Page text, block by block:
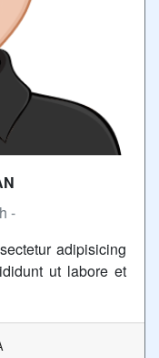
-
adipisicing
ut labore et